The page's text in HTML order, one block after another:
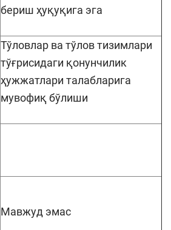
бериш ҳуқуқига эга
Тўловлар ва тўлов тизимлари
тўғрисидаги қонунчилик
ҳужжатлари талабларига
мувофиқ бўлиши
Мавжуд эмас